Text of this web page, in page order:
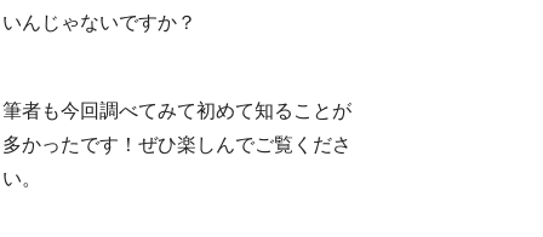
いんじゃないですか？
筆者も今回調べてみて初めて知ることが
多かったです！ぜひ楽しんでご覧くださ
い。